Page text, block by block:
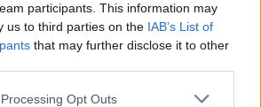
participants. This information may
us to third parties on the IAB’s List of
that may further disclose it to other
website/app uses one or more Google
Opt Outs